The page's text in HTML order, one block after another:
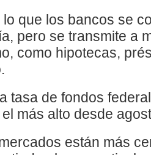
que los bancos se
pero se transmite a
como hipotecas,
tasa de fondos
más alto desde
están más